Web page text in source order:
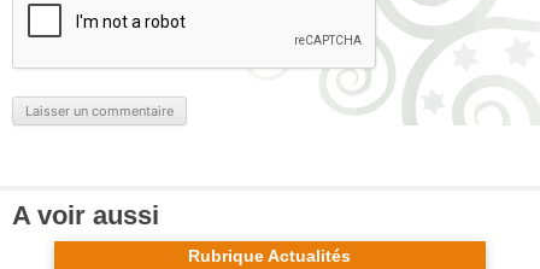
A voir aussi
Rubrique Actualités